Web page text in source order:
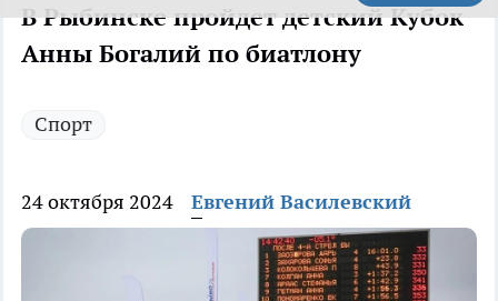
В Рыбинске пройдет детский Кубок
Анны Богалий по биатлону
Спорт
24 октября 2024 Евгений Василевский